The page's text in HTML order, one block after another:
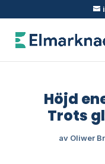
Höjd
Trots
av Oliwer